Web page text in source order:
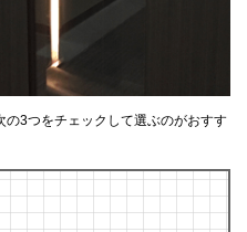
3つをチェックして選ぶのがおすす